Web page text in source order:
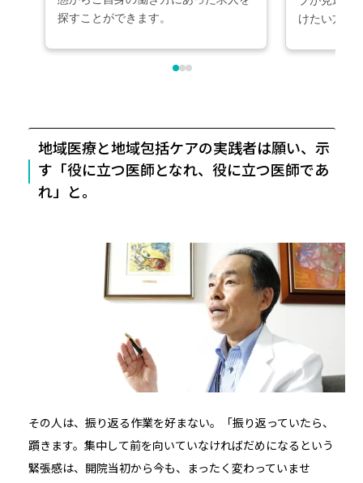
地域医療と地域包括ケアの実践者は願い、示
す「役に立つ医師となれ、役に立つ医師であ
れ」と。
その人は、振り返る作業を好まない。「振り返っていたら、
躓きます。集中して前を向いていなければだめになるという
緊張感は、開院当初から今も、まったく変わっていませ